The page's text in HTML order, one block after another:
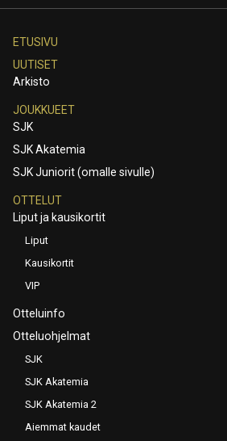
ETUSIVU
UUTISET
Arkisto
JOUKKUEET
SJK
SJK Akatemia
SJK Juniorit (omalle sivulle)
OTTELUT
Liput ja kausikortit
Liput
Kausikortit
VIP
Otteluinfo
Otteluohjelmat
SJK
SJK Akatemia
SJK Akatemia 2
Aiemmat kaudet